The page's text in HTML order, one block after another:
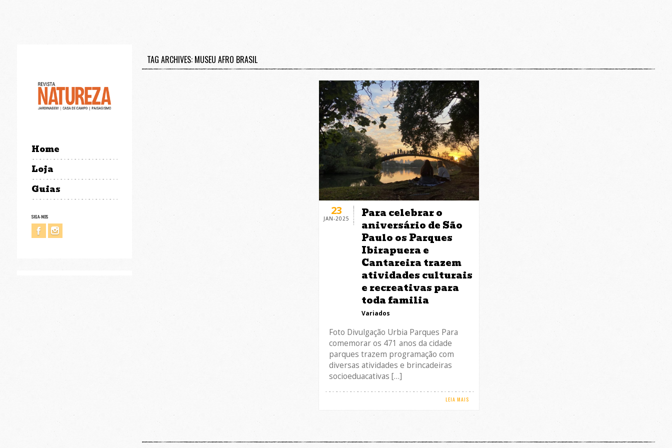
Home
Loja
Guias
SIGA-NOS
TAG ARCHIVES: MUSEU AFRO BRASIL
23
JAN-2025
Para celebrar o
aniversário de São
Paulo os Parques
Ibirapuera e
Cantareira trazem
atividades culturais
e recreativas para
toda familia
Variados
Foto Divulgação Urbia Parques Para
comemorar os 471 anos da cidade
parques trazem programação com
diversas atividades e brincadeiras
socioeduacativas […]
LEIA MAIS